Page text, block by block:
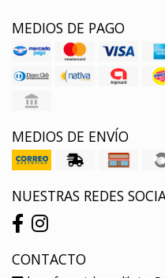
MEDIOS DE PAGO
MEDIOS DE ENVÍO
NUESTRAS REDES
CONTACTO